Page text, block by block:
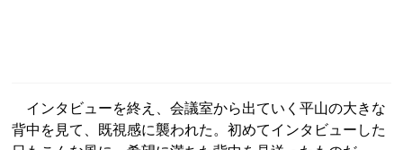
インタビューを終え、会議室から出ていく平山の大きな
背中を見て、既視感に襲われた。初めてインタビューした